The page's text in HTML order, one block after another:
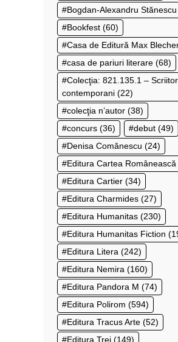
Bogdan-Alexandru Stănescu
Bookfest (60)
Casa de Editură Max
casa de pariuri literare (68)
Colecţia: 821.135.1 –
contemporani (22)
colecţia n’autor (38)
concurs (36) debut (49)
Denisa Comănescu (24)
Editura Cartea Românească
Editura Cartier (34)
Editura Charmides (27)
Editura Humanitas (230)
Editura Humanitas Fiction
Editura Litera (242)
Editura Nemira (160)
Editura Pandora M (74)
Editura Polirom (594)
Editura Tracus Arte (52)
Editura Trei (149)